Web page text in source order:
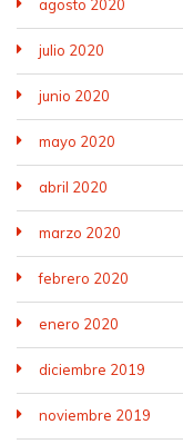
agosto 2020
julio 2020
junio 2020
mayo 2020
abril 2020
marzo 2020
febrero 2020
enero 2020
diciembre 2019
noviembre 2019